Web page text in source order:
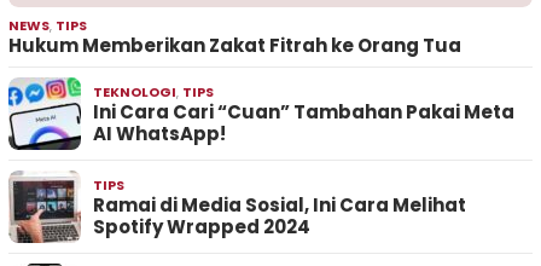
NEWS, TIPS
Hukum Memberikan Zakat Fitrah ke Orang Tua
TEKNOLOGI, TIPS
Ini Cara Cari “Cuan” Tambahan Pakai Meta
AI WhatsApp!
TIPS
Ramai di Media Sosial, Ini Cara Melihat
Spotify Wrapped 2024